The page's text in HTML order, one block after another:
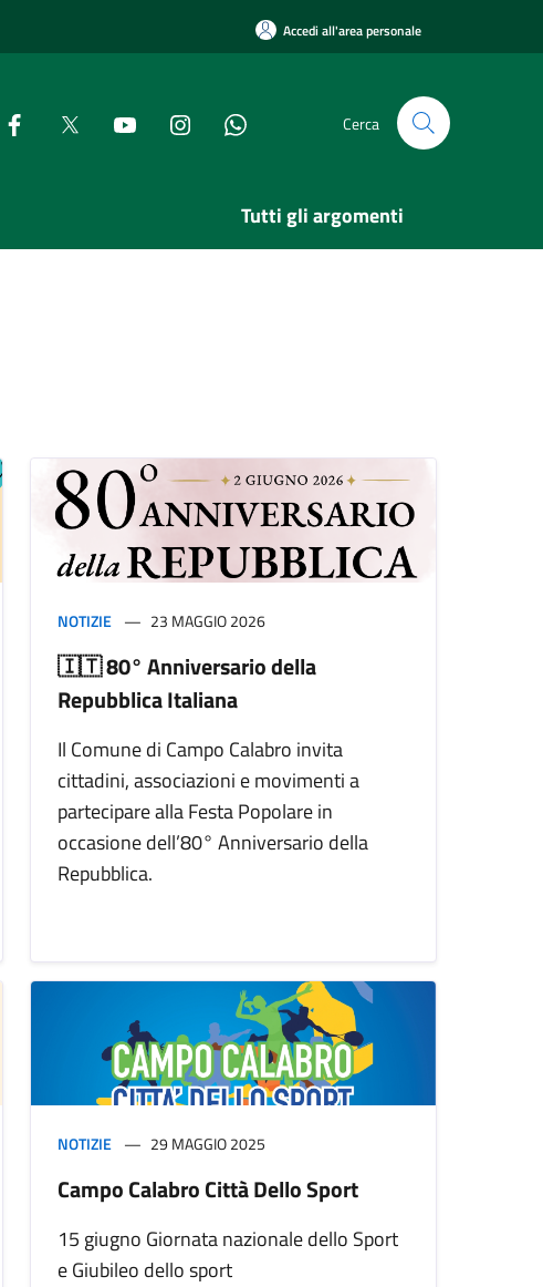
Accedi all'area personale
Cerca
Tutti gli argomenti
NOTIZIE 23 MAGGIO 2026
🇮🇹 80° Anniversario della
Repubblica Italiana
Il Comune di Campo Calabro invita
cittadini, associazioni e movimenti a
partecipare alla Festa Popolare in
occasione dell’80° Anniversario della
Repubblica.
NOTIZIE 29 MAGGIO 2025
Campo Calabro Città Dello Sport
15 giugno Giornata nazionale dello Sport
e Giubileo dello sport